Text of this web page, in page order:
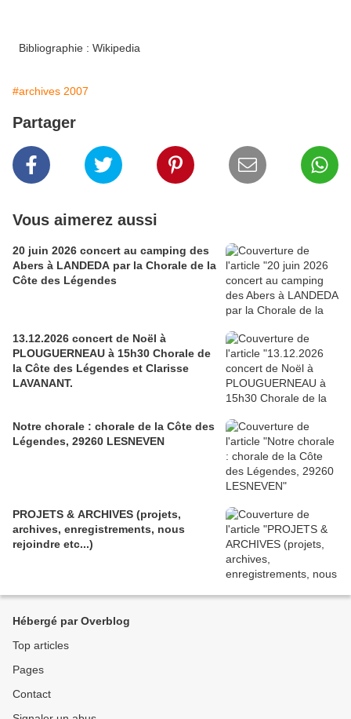
Bibliographie : Wikipedia
#archives 2007
Partager
Vous aimerez aussi
20 juin 2026 concert au camping des
Abers à LANDEDA par la Chorale de la
Côte des Légendes
13.12.2026 concert de Noël à
PLOUGUERNEAU à 15h30 Chorale de
la Côte des Légendes et Clarisse
LAVANANT.
Notre chorale : chorale de la Côte des
Légendes, 29260 LESNEVEN
PROJETS & ARCHIVES (projets,
archives, enregistrements, nous
rejoindre etc...)
Hébergé par Overblog
Top articles
Pages
Contact